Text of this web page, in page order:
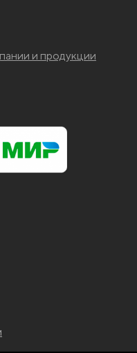
и продукции